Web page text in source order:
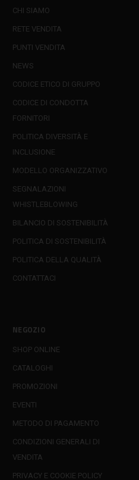
CHI SIAMO
RETE VENDITA
PUNTI VENDITA
NEWS
CODICE ETICO DI GRUPPO
CODICE DI CONDOTTA
FORNITORI
POLITICA DIVERSITÀ E
INCLUSIONE
MODELLO ORGANIZZATIVO
SEGNALAZIONI
WHISTLEBLOWING
BILANCIO DI SOSTENIBILITÀ
POLITICA DI SOSTENIBILITÀ
POLITICA DELLA QUALITÀ
CONTATTACI
NEGOZIO
SHOP ONLINE
CATALOGHI
PROMOZIONI
EVENTI
METODO DI PAGAMENTO
CONDIZIONI GENERALI DI
VENDITA
PRIVACY E COOKIE POLICY